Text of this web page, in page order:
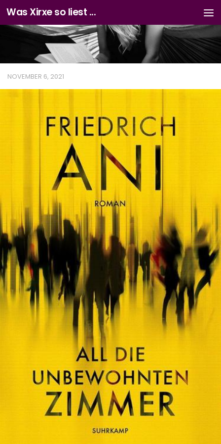
Zum Inhalt springen
Was Xirxe so liest ...
NOVEMBER 6, 2021